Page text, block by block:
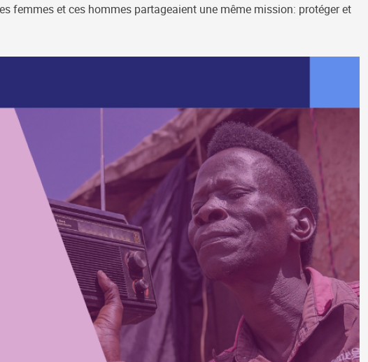
femmes et ces hommes partageaient une même mission: protéger et